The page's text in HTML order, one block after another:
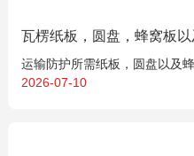
瓦楞纸板，圆盘，蜂窝板
运输防护所需纸板，圆盘以及
2026-07-10